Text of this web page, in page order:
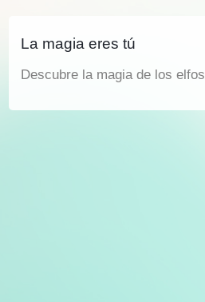
La magia eres tú
Descubre la magia de los